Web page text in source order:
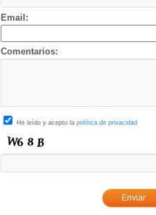
Email:
Comentarios:
He leído y acepto la política de privacidad